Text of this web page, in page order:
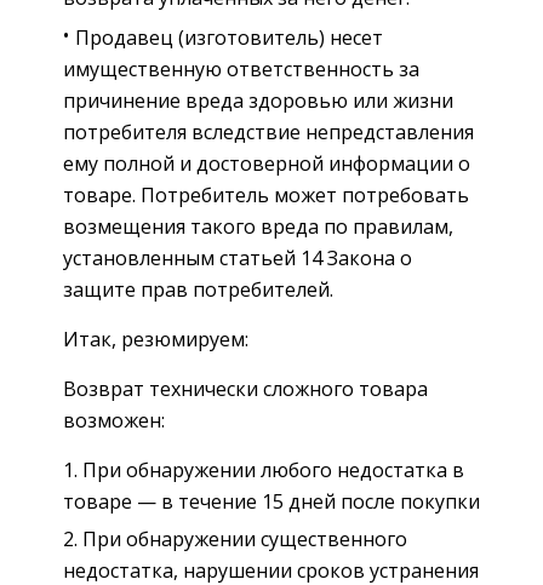
Продавец (изготовитель) несет
имущественную ответственность за
причинение вреда здоровью или жизни
потребителя вследствие непредставления
ему полной и достоверной информации о
товаре. Потребитель может потребовать
возмещения такого вреда по правилам,
установленным статьей 14 Закона о
защите прав потребителей.
Итак, резюмируем:
Возврат технически сложного товара
возможен:
При обнаружении любого недостатка в
товаре — в течение 15 дней после покупки
При обнаружении существенного
недостатка, нарушении сроков устранения